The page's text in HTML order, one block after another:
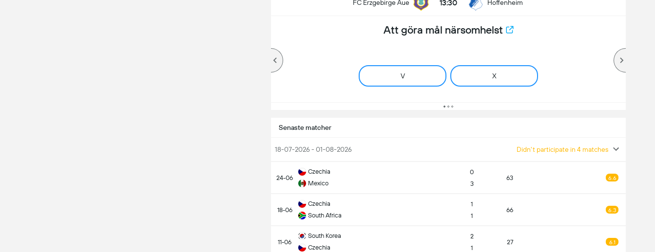
FC Erzgebirge Aue 13:30 Hoffenheim
Att göra mål närsomhelst
V X
Senaste matcher
18-07-2026 - 01-08-2026 Didn't participate in 4 matches
24-06
Czechia
Mexico
0
3
63 6.6
18-06
Czechia
South Africa
1
1
66 6.3
11-06
South Korea
Czechia
2
1
27 6.1